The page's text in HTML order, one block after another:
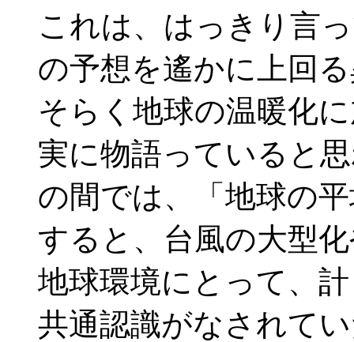
これは、はっきり言
の予想を遙かに上回
そらく地球の温暖化
実に物語っていると
の間では、「地球の
すると、台風の大型
地球環境にとって、
共通認識がなされて